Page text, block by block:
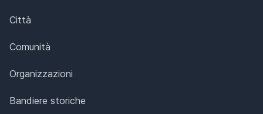
Città
Comunità
Organizzazioni
Bandiere storiche